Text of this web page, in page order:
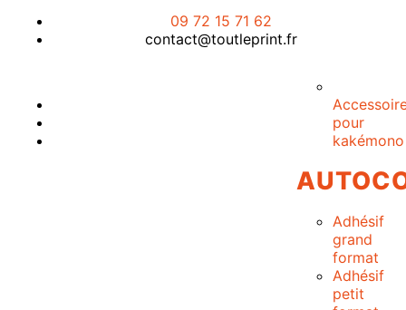
pour
kakémono
Adhésif
grand
format
Adhésif
petit
09 72 15 71 62
contact@toutleprint.fr